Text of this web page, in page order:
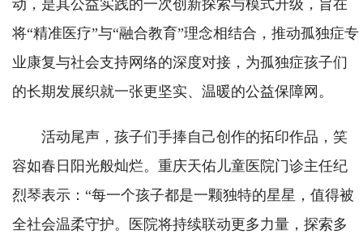
动，是其公益实践的一次创新探索与模式升级，旨在
将“精准医疗”与“融合教育”理念相结合，推动孤独症专
业康复与社会支持网络的深度对接，为孤独症孩子们
的长期发展织就一张更坚实、温暖的公益保障网。
活动尾声，孩子们手捧自己创作的拓印作品，笑
容如春日阳光般灿烂。重庆天佑儿童医院门诊主任纪
烈琴表示：“每一个孩子都是一颗独特的星星，值得被
全社会温柔守护。医院将持续联动更多力量，探索多